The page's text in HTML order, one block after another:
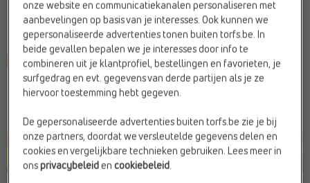
NEROGIARDINI
Sneakers wit
-30%
Je bespaart€ 52,50
€ 175,-
Vorige laagste prijs: € 122,50
onze website en communicatiekanalen personaliseren met
aanbevelingen op basis van je interesses. Ook kunnen we
gepersonaliseerde advertenties tonen buiten torfs.be. In
beide gevallen bepalen we je interesses door info te
combineren uit je klantprofiel, bestellingen en favorieten, je
surfgedrag en evt. gegevens van derde partijen als je ze
hiervoor toestemming hebt gegeven.
De gepersonaliseerde advertenties buiten torfs.be zie je bij
onze partners, doordat we versleutelde gegevens delen en
cookies en vergelijkbare technieken gebruiken. Lees meer in
onsprivacybeleid encookiebeleid.